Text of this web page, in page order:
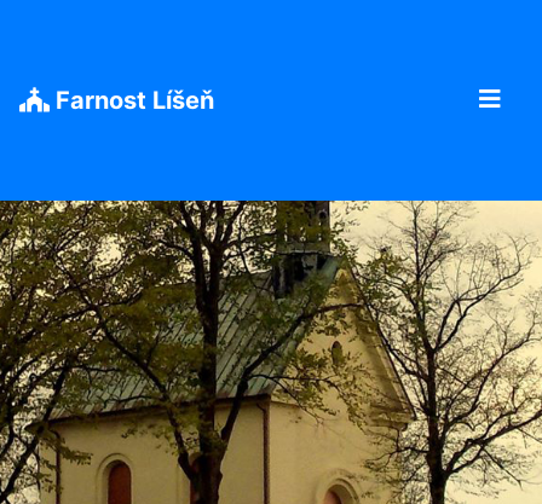
Farnost Líšeň